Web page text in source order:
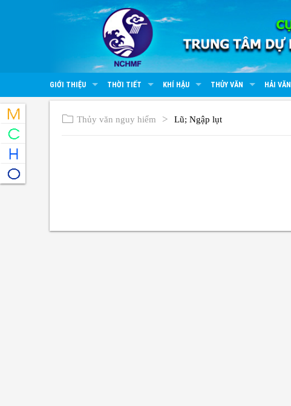
GIỚI THIỆU THỜI TIẾT KHÍ HẬU THỦY VĂN HẢI VĂN
Thủy văn nguy hiểm Lũ; Ngập lụt